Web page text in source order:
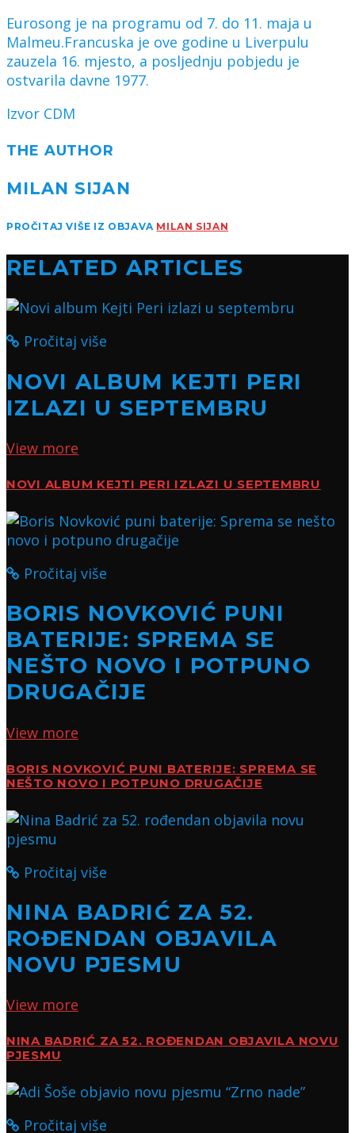
Eurosong je na programu od 7. do 11. maja u
Malmeu.Francuska je ove godine u Liverpulu
zauzela 16. mjesto, a posljednju pobjedu je
ostvarila davne 1977.
Izvor CDM
THE AUTHOR
MILAN SIJAN
PROČITAJ VIŠE IZ OBJAVA MILAN SIJAN
RELATED ARTICLES
Pročitaj više
NOVI ALBUM KEJTI PERI
IZLAZI U SEPTEMBRU
View more
NOVI ALBUM KEJTI PERI IZLAZI U SEPTEMBRU
Pročitaj više
BORIS NOVKOVIĆ PUNI
BATERIJE: SPREMA SE
NEŠTO NOVO I POTPUNO
DRUGAČIJE
View more
BORIS NOVKOVIĆ PUNI BATERIJE: SPREMA SE
NEŠTO NOVO I POTPUNO DRUGAČIJE
Pročitaj više
NINA BADRIĆ ZA 52.
ROĐENDAN OBJAVILA
NOVU PJESMU
View more
NINA BADRIĆ ZA 52. ROĐENDAN OBJAVILA NOVU
PJESMU
Pročitaj više